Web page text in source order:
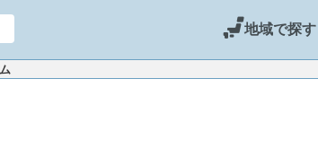
地域で探す